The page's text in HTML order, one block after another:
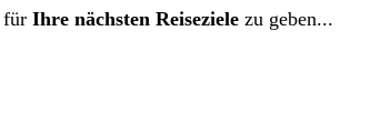
für Ihre nächsten Reiseziele zu geben...